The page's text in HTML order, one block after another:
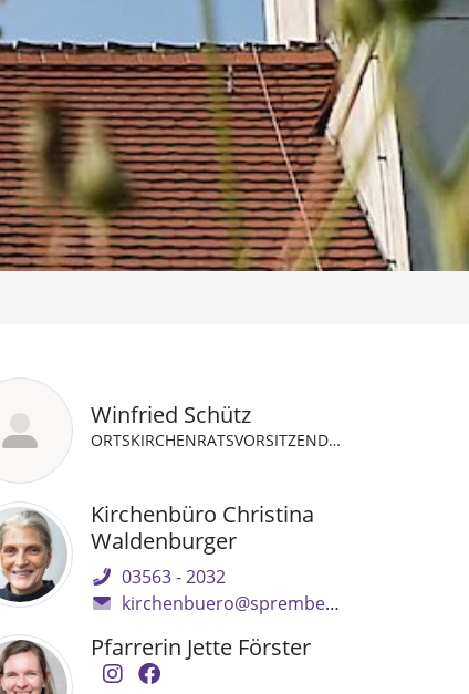
Winfried Schütz
ORTSKIRCHENRATSVORSITZENDER
Kirchenbüro Christina
Waldenburger
03563 - 2032
kirchenbuero@spremberg-evangelisch.de
Pfarrerin Jette Förster